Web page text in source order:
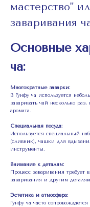
мастерство"
заваривания
Основные
ча:
Многократные заварки:
В Гунфу ча используется
заваривать чай несколько
аромата.
Специальная посуда:
Используется специальный
(сливник), чашки для
инструменты.
Внимание к деталям:
Процесс заваривания
заваривания и другим
Эстетика и атмосфера:
Гунфу ча часто